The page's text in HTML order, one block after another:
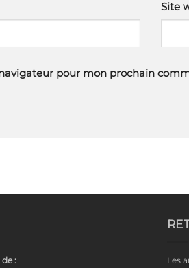
Site
pour mon prochain
:
Les